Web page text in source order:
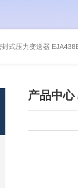
式压力变送器
产品中心